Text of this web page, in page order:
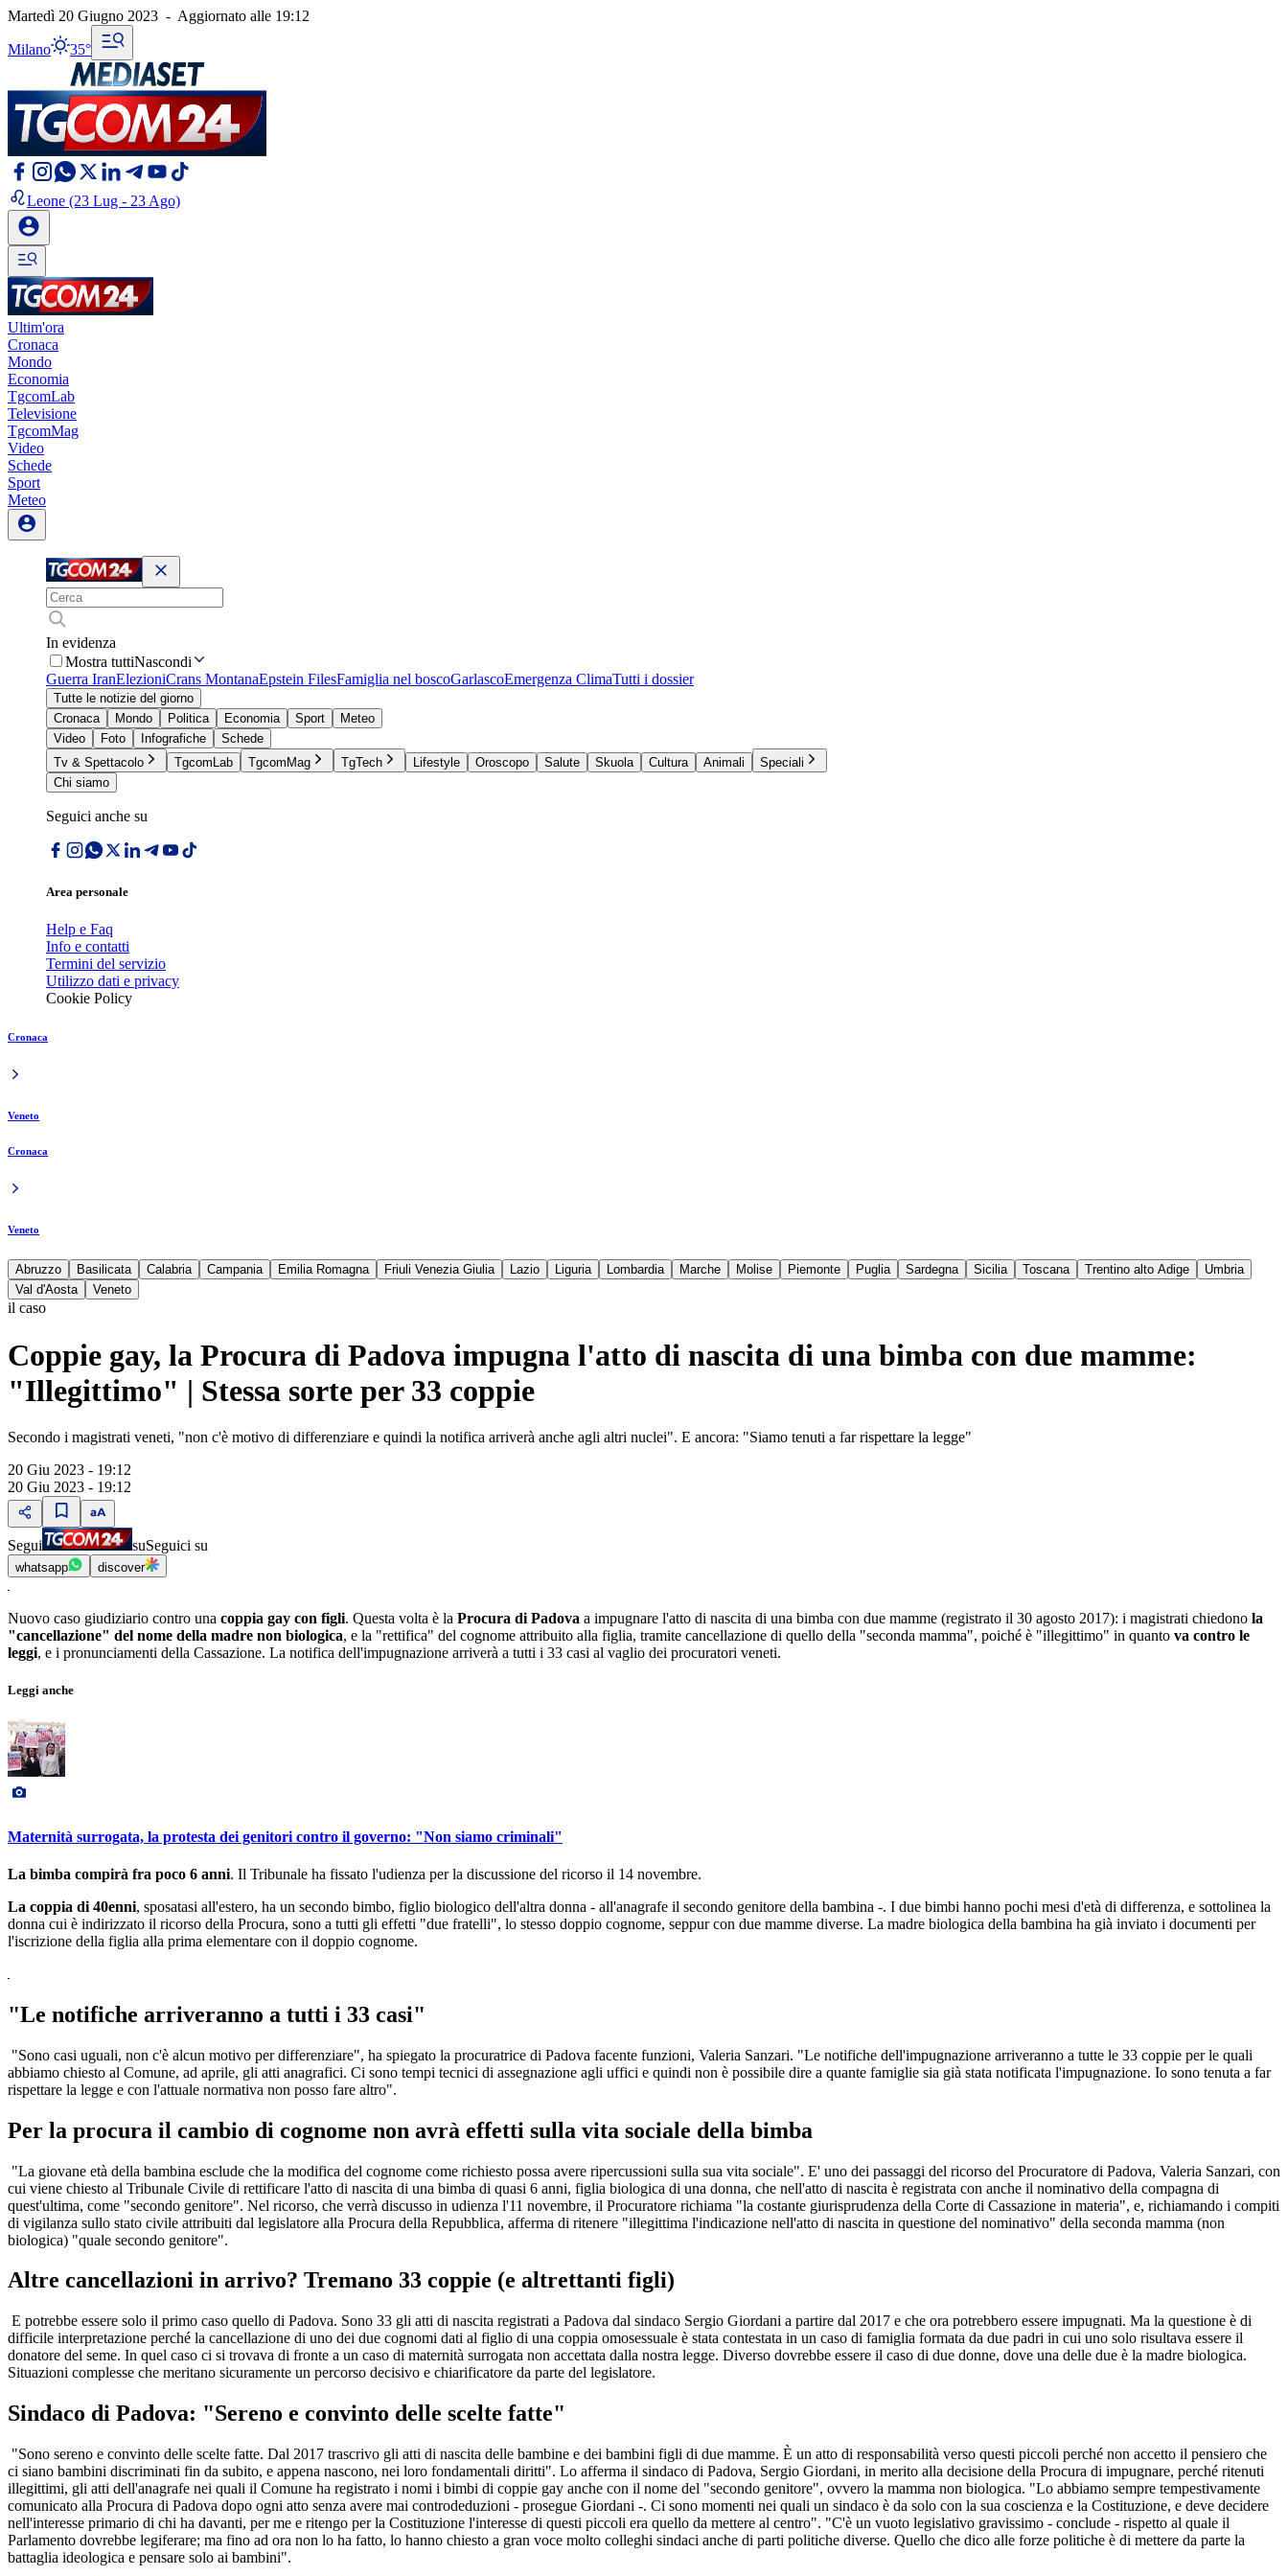
Martedì 20 Giugno 2023 - Aggiornato alle 19:12
Milano 35°
Leone (23 Lug - 23 Ago)
Ultim'ora
Cronaca
Mondo
Economia
TgcomLab
Televisione
TgcomMag
Video
Schede
Sport
Meteo
In evidenza
Mostra tuttiNascondi
Guerra IranElezioniCrans MontanaEpstein FilesFamiglia nel boscoGarlascoEmergenza ClimaTutti i dossier
Tutte le notizie del giorno
Cronaca
Mondo Politica Economia Sport
Meteo
Video
Foto Infografiche
Schede
Tv & Spettacolo
TgcomLab TgcomMag TgTech Lifestyle Oroscopo Salute Skuola Cultura Animali
Speciali
Chi siamo
Seguici anche su
Area personale
Help e Faq
Info e contatti
Termini del servizio
Utilizzo dati e privacy
Cookie Policy
Cronaca
Veneto
Cronaca
Veneto
Abruzzo Basilicata Calabria Campania Emilia Romagna Friuli Venezia Giulia Lazio Liguria Lombardia Marche Molise Piemonte Puglia Sardegna Sicilia Toscana Trentino alto Adige
Umbria
Val d'Aosta
Veneto
il caso
Coppie gay, la Procura di Padova impugna l'atto di nascita di una bimba con due mamme:
"Illegittimo" | Stessa sorte per 33 coppie
Secondo i magistrati veneti, "non c'è motivo di differenziare e quindi la notifica arriverà anche agli altri nuclei". E ancora: "Siamo tenuti a far rispettare la legge"
20 Giu 2023 - 19:12
20 Giu 2023 - 19:12
Segui suSeguici su
whatsapp discover
Nuovo caso giudiziario contro una coppia gay con figli. Questa volta è la Procura di Padova a impugnare l'atto di nascita di una bimba con due mamme (registrato il 30 agosto 2017): i magistrati chiedono la
"cancellazione" del nome della madre non biologica, e la "rettifica" del cognome attribuito alla figlia, tramite cancellazione di quello della "seconda mamma", poiché è "illegittimo" in quanto va contro le
leggi, e i pronunciamenti della Cassazione. La notifica dell'impugnazione arriverà a tutti i 33 casi al vaglio dei procuratori veneti.
Leggi anche
Maternità surrogata, la protesta dei genitori contro il governo: "Non siamo criminali"
La bimba compirà fra poco 6 anni. Il Tribunale ha fissato l'udienza per la discussione del ricorso il 14 novembre.
La coppia di 40enni, sposatasi all'estero, ha un secondo bimbo, figlio biologico dell'altra donna - all'anagrafe il secondo genitore della bambina -. I due bimbi hanno pochi mesi d'età di differenza, e sottolinea la
donna cui è indirizzato il ricorso della Procura, sono a tutti gli effetti "due fratelli", lo stesso doppio cognome, seppur con due mamme diverse. La madre biologica della bambina ha già inviato i documenti per
l'iscrizione della figlia alla prima elementare con il doppio cognome.
"Le notifiche arriveranno a tutti i 33 casi"
"Sono casi uguali, non c'è alcun motivo per differenziare", ha spiegato la procuratrice di Padova facente funzioni, Valeria Sanzari. "Le notifiche dell'impugnazione arriveranno a tutte le 33 coppie per le quali
abbiamo chiesto al Comune, ad aprile, gli atti anagrafici. Ci sono tempi tecnici di assegnazione agli uffici e quindi non è possibile dire a quante famiglie sia già stata notificata l'impugnazione. Io sono tenuta a far
rispettare la legge e con l'attuale normativa non posso fare altro".
Per la procura il cambio di cognome non avrà effetti sulla vita sociale della bimba
"La giovane età della bambina esclude che la modifica del cognome come richiesto possa avere ripercussioni sulla sua vita sociale". E' uno dei passaggi del ricorso del Procuratore di Padova, Valeria Sanzari, con
cui viene chiesto al Tribunale Civile di rettificare l'atto di nascita di una bimba di quasi 6 anni, figlia biologica di una donna, che nell'atto di nascita è registrata con anche il nominativo della compagna di
quest'ultima, come "secondo genitore". Nel ricorso, che verrà discusso in udienza l'11 novembre, il Procuratore richiama "la costante giurisprudenza della Corte di Cassazione in materia", e, richiamando i compiti
di vigilanza sullo stato civile attribuiti dal legislatore alla Procura della Repubblica, afferma di ritenere "illegittima l'indicazione nell'atto di nascita in questione del nominativo" della seconda mamma (non
biologica) "quale secondo genitore".
Altre cancellazioni in arrivo? Tremano 33 coppie (e altrettanti figli)
E potrebbe essere solo il primo caso quello di Padova. Sono 33 gli atti di nascita registrati a Padova dal sindaco Sergio Giordani a partire dal 2017 e che ora potrebbero essere impugnati. Ma la questione è di
difficile interpretazione perché la cancellazione di uno dei due cognomi dati al figlio di una coppia omosessuale è stata contestata in un caso di famiglia formata da due padri in cui uno solo risultava essere il
donatore del seme. In quel caso ci si trovava di fronte a un caso di maternità surrogata non accettata dalla nostra legge. Diverso dovrebbe essere il caso di due donne, dove una delle due è la madre biologica.
Situazioni complesse che meritano sicuramente un percorso decisivo e chiarificatore da parte del legislatore.
Sindaco di Padova: "Sereno e convinto delle scelte fatte"
"Sono sereno e convinto delle scelte fatte. Dal 2017 trascrivo gli atti di nascita delle bambine e dei bambini figli di due mamme. È un atto di responsabilità verso questi piccoli perché non accetto il pensiero che
ci siano bambini discriminati fin da subito, e appena nascono, nei loro fondamentali diritti". Lo afferma il sindaco di Padova, Sergio Giordani, in merito alla decisione della Procura di impugnare, perché ritenuti
illegittimi, gli atti dell'anagrafe nei quali il Comune ha registrato i nomi i bimbi di coppie gay anche con il nome del "secondo genitore", ovvero la mamma non biologica. "Lo abbiamo sempre tempestivamente
comunicato alla Procura di Padova dopo ogni atto senza avere mai controdeduzioni - prosegue Giordani -. Ci sono momenti nei quali un sindaco è da solo con la sua coscienza e la Costituzione, e deve decidere
nell'interesse primario di chi ha davanti, per me e ritengo per la Costituzione l'interesse di questi piccoli era quello da mettere al centro". "C'è un vuoto legislativo gravissimo - conclude - rispetto al quale il
Parlamento dovrebbe legiferare; ma fino ad ora non lo ha fatto, lo hanno chiesto a gran voce molto colleghi sindaci anche di parti politiche diverse. Quello che dico alle forze politiche è di mettere da parte la
battaglia ideologica e pensare solo ai bambini".